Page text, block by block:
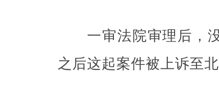
一审法院审理后，没
之后这起案件被上诉至